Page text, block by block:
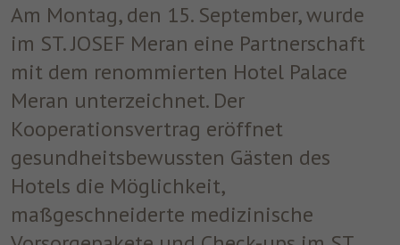
Am Montag, den 15. September, wurde
im ST. JOSEF Meran eine Partnerschaft
mit dem renommierten Hotel Palace
Meran unterzeichnet. Der
Kooperationsvertrag eröffnet
gesundheitsbewussten Gästen des
Hotels die Möglichkeit,
maßgeschneiderte medizinische
Benutzt um die Web-Navigation des Nutzers zu überwachen und
ein Profil seiner Gewohnheiten zu erstellen.
Name _fbp
Laufzeit 3 Monate
Dieses Cookie wird von Facebook gesetzt,
um nach dem Besuch der Website entweder
auf Facebook oder auf einer digitalen
Cookie-Informationen anzeigen